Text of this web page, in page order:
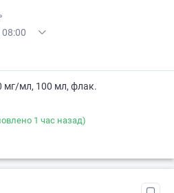
08:00
мг/мл, 100 мл, флак.
1 час назад)